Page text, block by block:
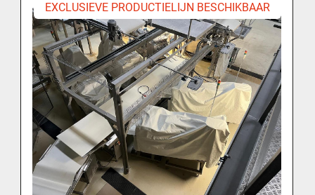
EXCLUSIEVE PRODUCTIELIJN BESCHIKBAAR